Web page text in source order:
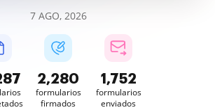
7 AGO, 2026
2,280
formularios
firmados
1,752
formularios
enviados